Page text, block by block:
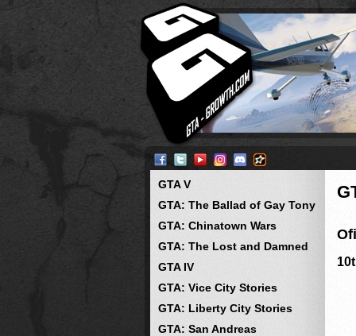
GTA V
GTA: The Ballad of Gay Tony
GTA: Chinatown Wars
GTA: The Lost and Damned
GTA IV
GTA: Vice City Stories
GTA: Liberty City Stories
GTA: San Andreas